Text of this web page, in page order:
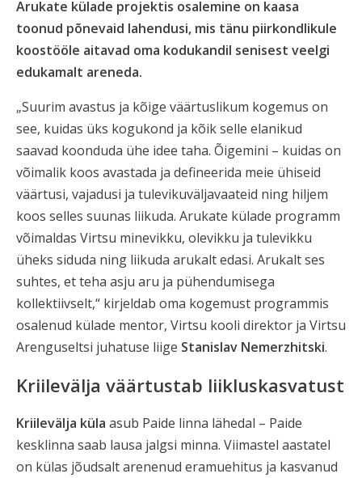
Arukate külade projektis osalemine on kaasa
toonud põnevaid lahendusi, mis tänu piirkondlikule
koostööle aitavad oma kodukandil senisest veelgi
edukamalt areneda.
„Suurim avastus ja kõige väärtuslikum kogemus on
see, kuidas üks kogukond ja kõik selle elanikud
saavad koonduda ühe idee taha. Õigemini – kuidas on
võimalik koos avastada ja defineerida meie ühiseid
väärtusi, vajadusi ja tulevikuväljavaateid ning hiljem
koos selles suunas liikuda. Arukate külade programm
võimaldas Virtsu minevikku, olevikku ja tulevikku
üheks siduda ning liikuda arukalt edasi. Arukalt ses
suhtes, et teha asju aru ja pühendumisega
kollektiivselt,“ kirjeldab oma kogemust programmis
osalenud külade mentor, Virtsu kooli direktor ja Virtsu
Arenguseltsi juhatuse liige Stanislav Nemerzhitski.
Kriilevälja väärtustab liikluskasvatust
Kriilevälja küla asub Paide linna lähedal – Paide
kesklinna saab lausa jalgsi minna. Viimastel aastatel
on külas jõudsalt arenenud eramuehitus ja kasvanud